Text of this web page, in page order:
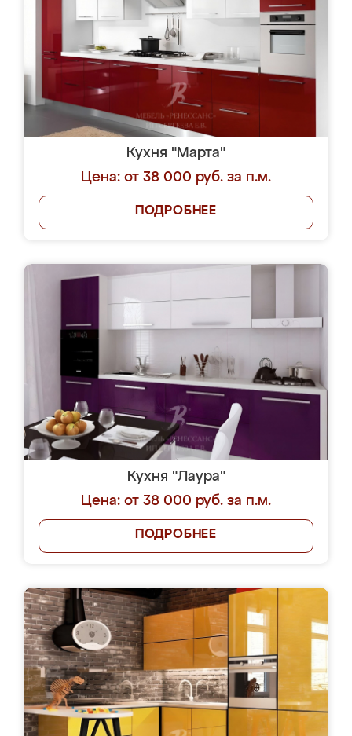
Кухня "Марта"
Цена: от 38 000 руб. за п.м.
ПОДРОБНЕЕ
Кухня "Лаура"
Цена: от 38 000 руб. за п.м.
ПОДРОБНЕЕ